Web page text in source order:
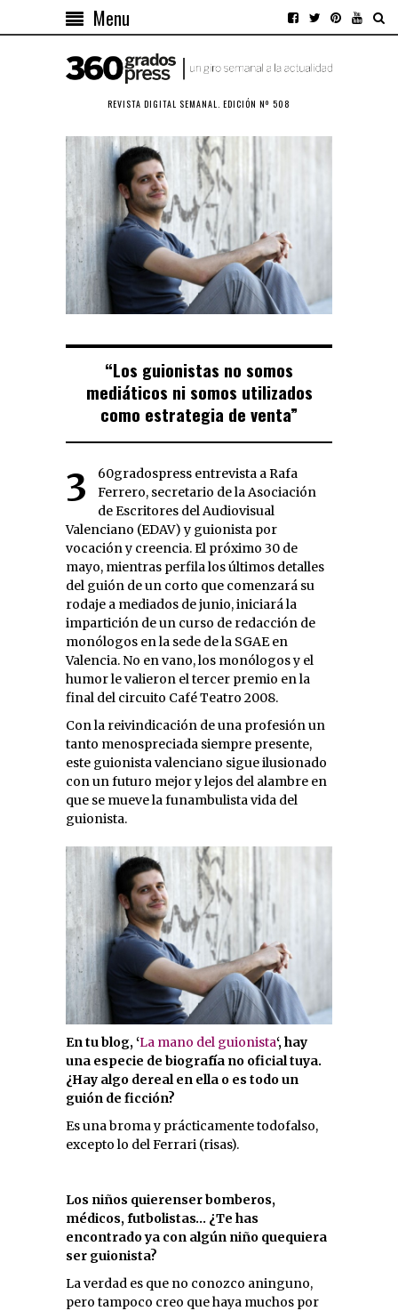
Menu
REVISTA DIGITAL SEMANAL. EDICIÓN Nº 508
“Los guionistas no somos
mediáticos ni somos utilizados
como estrategia de venta”
360gradospress entrevista a Rafa
Ferrero, secretario de la Asociación
de Escritores del Audiovisual
Valenciano (EDAV) y guionista por
vocación y creencia. El próximo 30 de
mayo, mientras perfila los últimos detalles
del guión de un corto que comenzará su
rodaje a mediados de junio, iniciará la
impartición de un curso de redacción de
monólogos en la sede de la SGAE en
Valencia. No en vano, los monólogos y el
humor le valieron el tercer premio en la
final del circuito Café Teatro 2008.
Con la reivindicación de una profesión un
tanto menospreciada siempre presente,
este guionista valenciano sigue ilusionado
con un futuro mejor y lejos del alambre en
que se mueve la funambulista vida del
guionista.
En tu blog, ‘La mano del guionista‘, hay
una especie de biografía no oficial tuya.
¿Hay algo dereal en ella o es todo un
guión de ficción?
Es una broma y prácticamente todofalso,
excepto lo del Ferrari (risas).
Los niños quierenser bomberos,
médicos, futbolistas… ¿Te has
encontrado ya con algún niño quequiera
ser guionista?
La verdad es que no conozco aninguno,
pero tampoco creo que haya muchos por